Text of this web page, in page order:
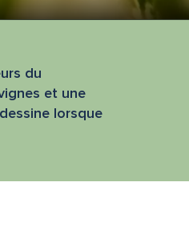
du
et une
lorsque